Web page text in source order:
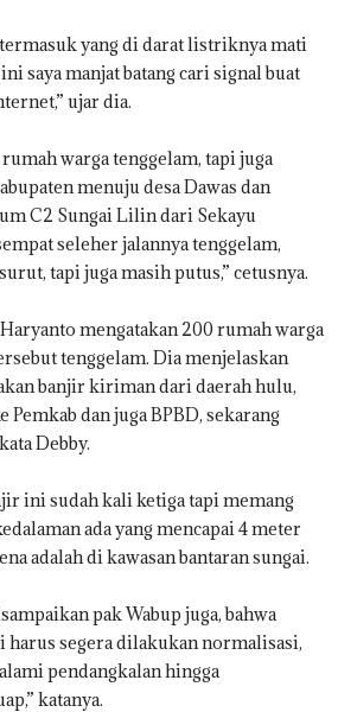
yang di darat listriknya mati
saya manjat batang cari signal buat
ujar dia.
warga tenggelam, tapi juga
menuju desa Dawas dan
C2 Sungai Lilin dari Sekayu
seleher jalannya tenggelam,
tapi juga masih putus,” cetusnya.
mengatakan 200 rumah warga
tenggelam. Dia menjelaskan
banjir kiriman dari daerah hulu,
Pemkab dan juga BPBD, sekarang
Debby.
ini sudah kali ketiga tapi memang
ada yang mencapai 4 meter
adalah di kawasan bantaran sungai.
pak Wabup juga, bahwa
harus segera dilakukan normalisasi,
pendangkalan hingga
katanya.